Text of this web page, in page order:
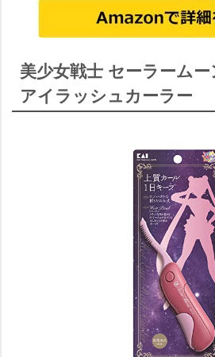
美少女戦士 セーラーム
アイラッシュカーラー